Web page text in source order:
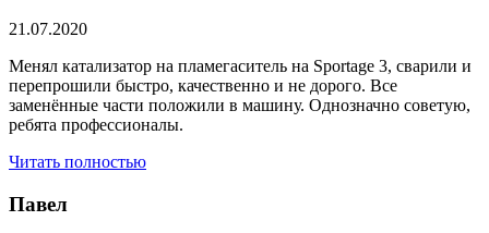
21.07.2020
Менял катализатор на пламегаситель на Sportage 3, сварили и
перепрошили быстро, качественно и не дорого. Все
заменённые части положили в машину. Однозначно советую,
ребята профессионалы.
Читать полностью
Павел